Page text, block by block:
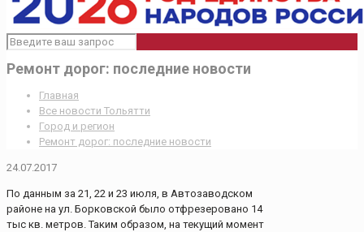
Ремонт дорог: последние новости
Главная
Все новости Тольятти
Город и регион
Ремонт дорог: последние новости
24.07.2017
По данным за 21, 22 и 23 июля, в Автозаводском
районе на ул. Борковской было отфрезеровано 14
тыс кв. метров. Таким образом, на текущий момент